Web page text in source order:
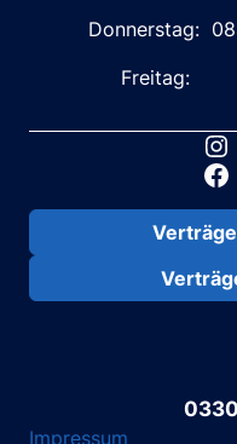
Donnerstag:
Freitag:
Impressum